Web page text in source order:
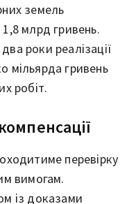
земель
млрд гривень.
роки реалізації
мільярда гривень
робіт.
перевірку
вимогам.
із доказами